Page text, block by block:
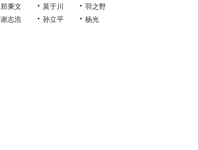
郑秉文
莫于川
羽之野
谢志浩
孙立平 杨光